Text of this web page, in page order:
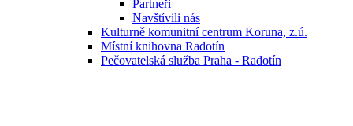
Partneři
Navštívili nás
Kulturně komunitní centrum Koruna, z.ú.
Místní knihovna Radotín
Pečovatelská služba Praha - Radotín